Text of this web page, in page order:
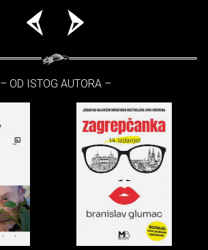
– OD ISTOG AUTORA –